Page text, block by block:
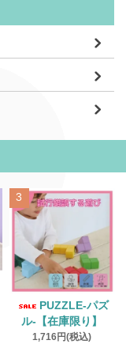
3
PUZZLE‐パズ
ル‐【在庫限り】
1,716円(税込)